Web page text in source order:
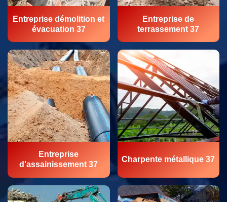
Entreprise démolition et
évacuation 37
Entreprise de
terrassement 37
Entreprise
d'assainissement 37
Charpente métallique 37